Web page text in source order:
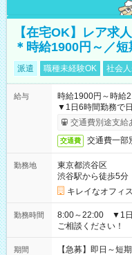
【在宅OK】レア求
＊時給1900円～／
派遣 職種未経験OK 社会
給与
時給1900円～時
▼1日6時間勤務で
交通費別途支給
交通費 交通費一
勤務地
東京都渋谷区
渋谷駅から徒歩5分
キレイなオフィ
勤務時間
8:00～22:00 ▼1日
ご相談ください！
期間
【急募】即日～短